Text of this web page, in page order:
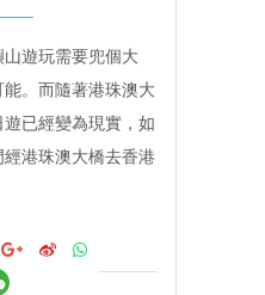
遊玩需要兜個大
。而隨著港珠澳大
已經變為現實，如
港珠澳大橋去香港